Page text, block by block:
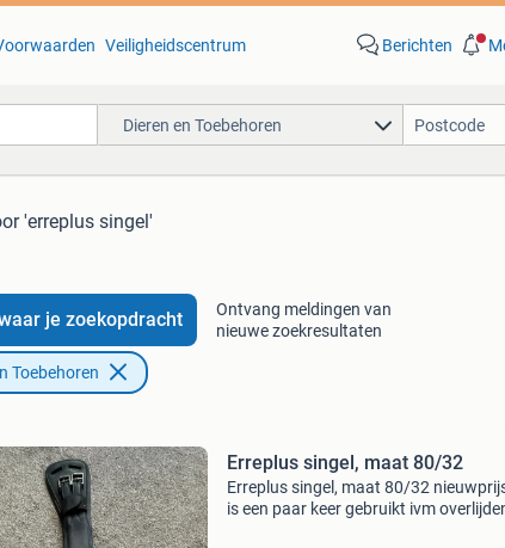
Veiligheidscentrum Berichten
Dieren en Toebehoren
'erreplus singel'
je zoekopdracht
Ontvang meldingen van
nieuwe zoekresultaten
Toebehoren
Erreplus singel, maat 80/32
Erreplus singel, maat 80/32
is een paar keer gebruikt ivm